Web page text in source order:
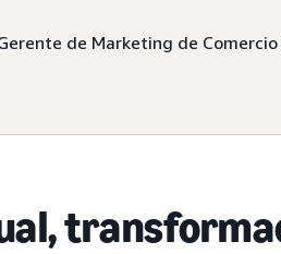
de Marketing de Comercio